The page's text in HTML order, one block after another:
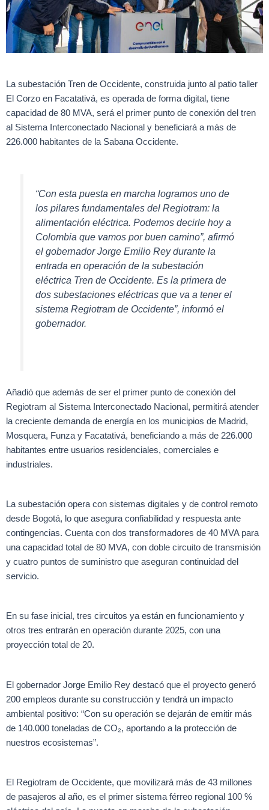
La subestación Tren de Occidente, construida junto al patio taller
El Corzo en Facatativá, es operada de forma digital, tiene
capacidad de 80 MVA, será el primer punto de conexión del tren
al Sistema Interconectado Nacional y beneficiará a más de
226.000 habitantes de la Sabana Occidente.
“Con esta puesta en marcha logramos uno de
los pilares fundamentales del Regiotram: la
alimentación eléctrica. Podemos decirle hoy a
Colombia que vamos por buen camino”, afirmó
el gobernador Jorge Emilio Rey durante la
entrada en operación de la subestación
eléctrica Tren de Occidente. Es la primera de
dos subestaciones eléctricas que va a tener el
sistema Regiotram de Occidente”, informó el
gobernador.
Añadió que además de ser el primer punto de conexión del
Regiotram al Sistema Interconectado Nacional, permitirá atender
la creciente demanda de energía en los municipios de Madrid,
Mosquera, Funza y Facatativá, beneficiando a más de 226.000
habitantes entre usuarios residenciales, comerciales e
industriales.
La subestación opera con sistemas digitales y de control remoto
desde Bogotá, lo que asegura confiabilidad y respuesta ante
contingencias. Cuenta con dos transformadores de 40 MVA para
una capacidad total de 80 MVA, con doble circuito de transmisión
y cuatro puntos de suministro que aseguran continuidad del
servicio.
En su fase inicial, tres circuitos ya están en funcionamiento y
otros tres entrarán en operación durante 2025, con una
proyección total de 20.
El gobernador Jorge Emilio Rey destacó que el proyecto generó
200 empleos durante su construcción y tendrá un impacto
ambiental positivo: “Con su operación se dejarán de emitir más
de 140.000 toneladas de CO₂, aportando a la protección de
nuestros ecosistemas”.
El Regiotram de Occidente, que movilizará más de 43 millones
de pasajeros al año, es el primer sistema férreo regional 100 %